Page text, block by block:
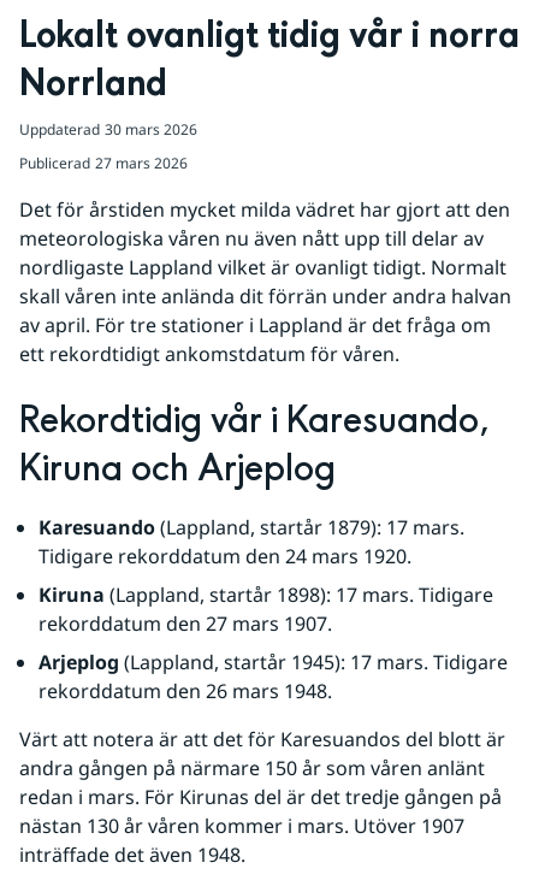
Lokalt ovanligt tidig vår i norra
Norrland
Uppdaterad 30 mars 2026
Publicerad 27 mars 2026
Det för årstiden mycket milda vädret har gjort att den
meteorologiska våren nu även nått upp till delar av
nordligaste Lappland vilket är ovanligt tidigt. Normalt
skall våren inte anlända dit förrän under andra halvan
av april. För tre stationer i Lappland är det fråga om
ett rekordtidigt ankomstdatum för våren.
Rekordtidig vår i Karesuando,
Kiruna och Arjeplog
Karesuando (Lappland, startår 1879): 17 mars.
Tidigare rekorddatum den 24 mars 1920.
Kiruna (Lappland, startår 1898): 17 mars. Tidigare
rekorddatum den 27 mars 1907.
Arjeplog (Lappland, startår 1945): 17 mars. Tidigare
rekorddatum den 26 mars 1948.
Värt att notera är att det för Karesuandos del blott är
andra gången på närmare 150 år som våren anlänt
redan i mars. För Kirunas del är det tredje gången på
nästan 130 år våren kommer i mars. Utöver 1907
inträffade det även 1948.